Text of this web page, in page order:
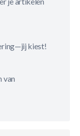
kiest!
van